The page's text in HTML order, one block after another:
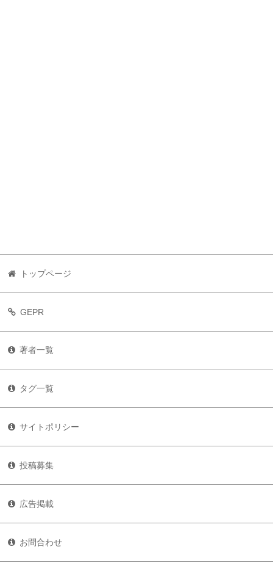
トップページ
GEPR
著者一覧
タグ一覧
サイトポリシー
投稿募集
広告掲載
お問合わせ